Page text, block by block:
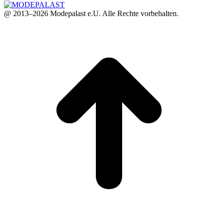
@ 2013–2026 Modepalast e.U. Alle Rechte vorbehalten.